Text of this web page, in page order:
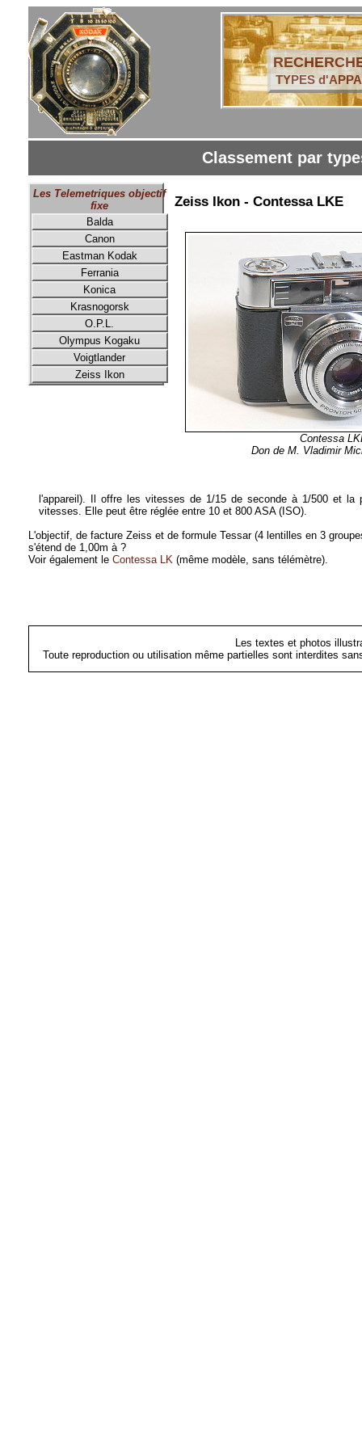
TYPES
Classement par
Les Telemetriques objectif
fixe
Balda
Canon
Eastman Kodak
Ferrania
Konica
Krasnogorsk
O.P.L.
Olympus Kogaku
Voigtlander
Zeiss Ikon
Zeiss Ikon - Contessa LKE
Contessa
Don de M. Vladimir
l'appareil). Il offre les vitesses de 1/15 de seconde à 1/500 et
vitesses. Elle peut être réglée entre 10 et 800 ASA (ISO).
L'objectif, de facture Zeiss et de formule Tessar (4 lentilles en 3
s'étend de 1,00m à ?
Voir également le Contessa LK (même modèle, sans télémètre).
Les textes et photos
Toute reproduction ou utilisation même partielles sont interdites